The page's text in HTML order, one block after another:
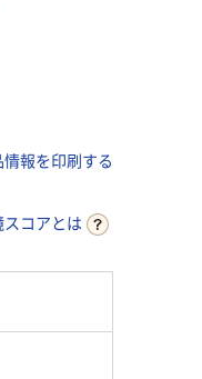
情報を印刷する
コアとは